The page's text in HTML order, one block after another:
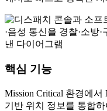
핵심 기능
Mission Critical 환경에서
기반 위치 정보를 통합